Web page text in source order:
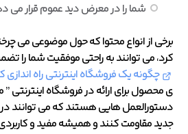
شما را در معرض دید عموم قرار می
برخی از انواع محتوا که حول موضوعی می
کرد، می توانند به راحتی موفقیت شما را
چگونه یک فروشگاه اینترنتی راه اندازی
ی محصول برای ارائه در فروشگاه اینترنتی ”
دستورالعمل هایی هستند که می توانند در
جدید مقاومت کنند و همیشه مفید و